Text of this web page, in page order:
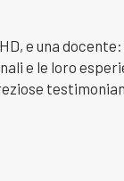
e una
e le loro